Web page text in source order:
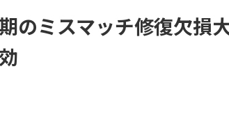
のミスマッチ修復欠損